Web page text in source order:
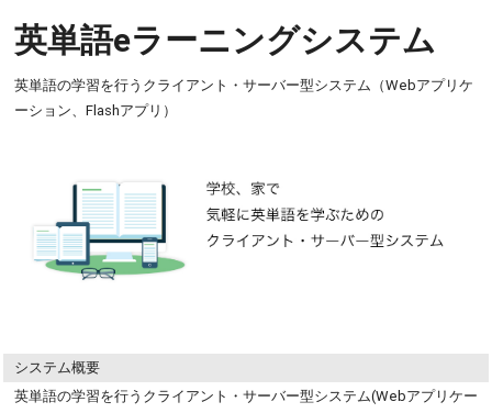
英単語eラーニングシステム
英単語の学習を行うクライアント・サーバー型システム（Webアプリケ
ーション、Flashアプリ）
システム概要
英単語の学習を行うクライアント・サーバー型システム(Webアプリケー